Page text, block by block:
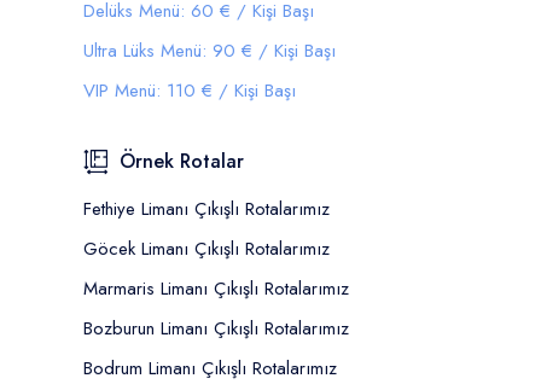
Delüks Menü: 60 € / Kişi Başı
Ultra Lüks Menü: 90 € / Kişi Başı
VIP Menü: 110 € / Kişi Başı
Örnek Rotalar
Fethiye Limanı Çıkışlı Rotalarımız
Göcek Limanı Çıkışlı Rotalarımız
Marmaris Limanı Çıkışlı Rotalarımız
Bozburun Limanı Çıkışlı Rotalarımız
Bodrum Limanı Çıkışlı Rotalarımız